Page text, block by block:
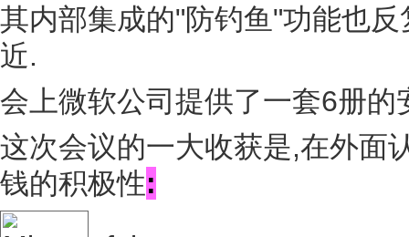
其内部集成的"防钓鱼"功能也
近.
会上微软公司提供了一套6册
这次会议的一大收获是,在外面
钱的积极性: